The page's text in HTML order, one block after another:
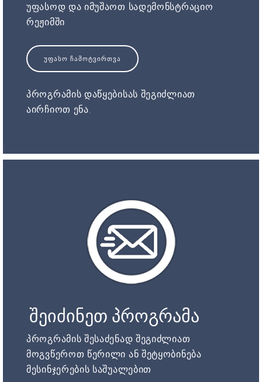
უფასოდ და იმუშაოთ სადემონსტრაციო
რეჟიმში
ᲣᲤᲐᲡᲝ ᲩᲐᲛᲝᲢᲕᲘᲠᲗᲕᲐ
პროგრამის დაწყებისას შეგიძლიათ
აირჩიოთ ენა.
შეიძინეთ პროგრამა
პროგრამის შესაძენად შეგიძლიათ
მოგვწეროთ წერილი ან შეტყობინება
მესინჯერების საშუალებით